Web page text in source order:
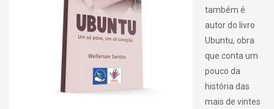
também é
autor do livro
Ubuntu, obra
que conta um
pouco da
história das
mais de vintes